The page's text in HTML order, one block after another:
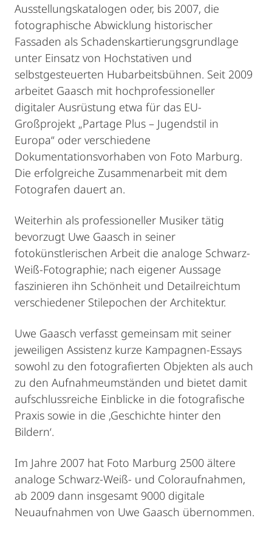
Ausstellungskatalogen oder, bis 2007, die
fotographische Abwicklung historischer
Fassaden als Schadenskartierungsgrundlage
unter Einsatz von Hochstativen und
selbstgesteuerten Hubarbeitsbühnen. Seit 2009
arbeitet Gaasch mit hochprofessioneller
digitaler Ausrüstung etwa für das EU-
Großprojekt „Partage Plus – Jugendstil in
Europa“ oder verschiedene
Dokumentationsvorhaben von Foto Marburg.
Die erfolgreiche Zusammenarbeit mit dem
Fotografen dauert an.
Weiterhin als professioneller Musiker tätig
bevorzugt Uwe Gaasch in seiner
fotokünstlerischen Arbeit die analoge Schwarz-
Weiß-Fotographie; nach eigener Aussage
faszinieren ihn Schönheit und Detailreichtum
verschiedener Stilepochen der Architektur.
Uwe Gaasch verfasst gemeinsam mit seiner
jeweiligen Assistenz kurze Kampagnen-Essays
sowohl zu den fotografierten Objekten als auch
zu den Aufnahmeumständen und bietet damit
aufschlussreiche Einblicke in die fotografische
Praxis sowie in die ‚Geschichte hinter den
Bildern‘.
Im Jahre 2007 hat Foto Marburg 2500 ältere
analoge Schwarz-Weiß- und Coloraufnahmen,
ab 2009 dann insgesamt 9000 digitale
Neuaufnahmen von Uwe Gaasch übernommen.